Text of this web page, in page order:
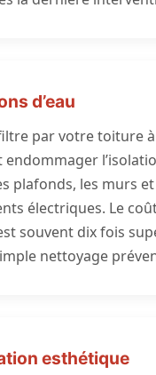
d’eau
par votre toiture à
endommager
plafonds, les murs
électriques. Le
souvent dix fois
nettoyage
esthétique